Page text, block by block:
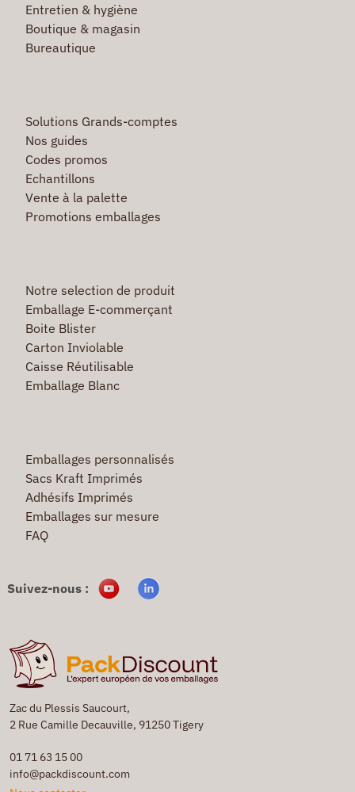
Zac du Plessis Saucourt,
2 Rue Camille Decauville, 91250 Tigery
01 71 63 15 00
info@packdiscount.com
Entretien & hygiène
Boutique & magasin
Bureautique
Solutions Grands-comptes
Nos guides
Codes promos
Echantillons
Vente à la palette
Promotions emballages
Notre selection de produit
Emballage E-commerçant
Boite Blister
Carton Inviolable
Caisse Réutilisable
Emballage Blanc
Emballages personnalisés
Sacs Kraft Imprimés
Adhésifs Imprimés
Emballages sur mesure
FAQ
Suivez-nous :